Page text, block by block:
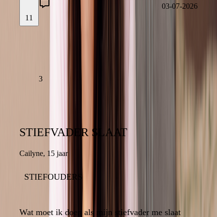
11
3
03-07-2026
LEES VERDER
STIEFVADER SLAAT
Cailyne, 15 jaar
STIEFOUDERS
Wat moet ik doen als mijn stiefvader me slaat
STIEFVADER SLAAT
Wat moet ik doen als mijn stiefvader me slaat